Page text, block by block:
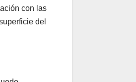
con las
del